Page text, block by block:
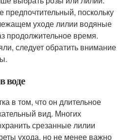
поскольку
уходе лилии водяные
продолжительное время.
следует обратить внимание
воде
в том, что он длительное
вид. Многих
срезанные лилии
ухода, но не менее важно